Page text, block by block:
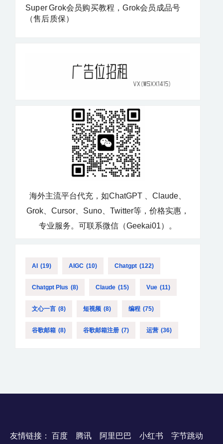
Super Grok会员购买教程，Grok会员成品号
（售后质保）
海外主流平台代充，如ChatGPT 、Claude、
Grok、Cursor、Suno、Twitter等，价格实惠，
专业服务。可联系微信（Geekai01）。
AI (19) AIGC (10) Chatgpt (122)
Chatgpt Plus (8) Claude (15) Vue (11)
文心一言 (8) 短视频 (8) 编程 (75)
谷歌邮箱 (8) 谷歌邮箱注册 (7) 运营 (36)
友情链接： 百度 腾讯 阿里巴巴 小红书 字节跳动